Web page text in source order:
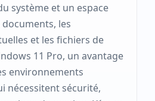
système et un espace
les
et les fichiers de
11 Pro, un avantage
environnements
nécessitent sécurité,